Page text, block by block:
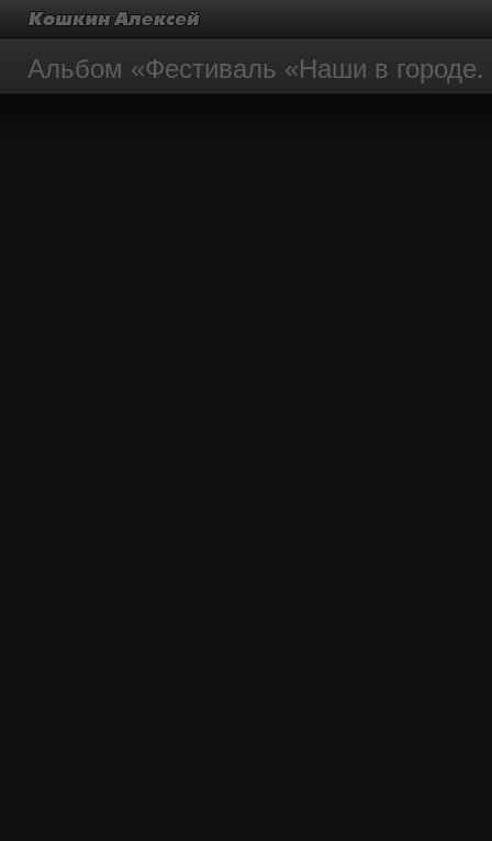
Альбом «Фестиваль «Наши в городе.